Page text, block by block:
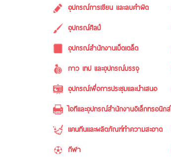
อุปกรณ์การเขียน และลบคำผิด
อุปกรณ์ศิลป์
อุปกรณ์สำนักงานเบ็ดเตล็ด
กาว เทป และอุปกรณ์บรรจุ
อุปกรณ์เพื่อการประชุมและนำเสนอ
ไอทีและอุปกรณ์สำนักงานอิเล็กทรอนิกส์
แคนทีนและผลิตภัณฑ์ทำความสะอาด
กีฬา